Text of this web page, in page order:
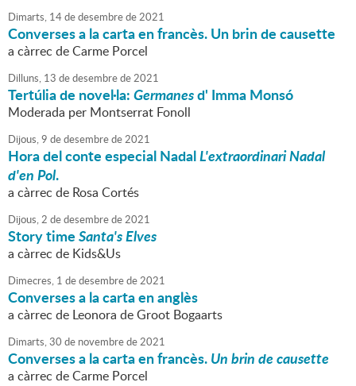
Dimarts, 14dedesembrede2021
Converses a la carta en francès. Un brin de causette
a càrrec de Carme Porcel
Dilluns, 13 dedesembrede2021
Tertúlia de novel·la:Germanesd' Imma Monsó
Moderada per Montserrat Fonoll
Dijous,9 dedesembrede2021
Hora del conte especial NadalL'extraordinari Nadal
d'en Pol.
a càrrec de Rosa Cortés
Dijous,2 dedesembrede2021
Story timeSanta's Elves
a càrrec de Kids&Us
Dimecres, 1 dedesembrede2021
Converses a la carta en anglès
a càrrec de Leonora de Groot Bogaarts
Dimarts,30 de novembrede2021
Converses a la carta en francès.Un brin de causette
a càrrec de Carme Porcel